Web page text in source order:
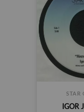
STAR
IGOR